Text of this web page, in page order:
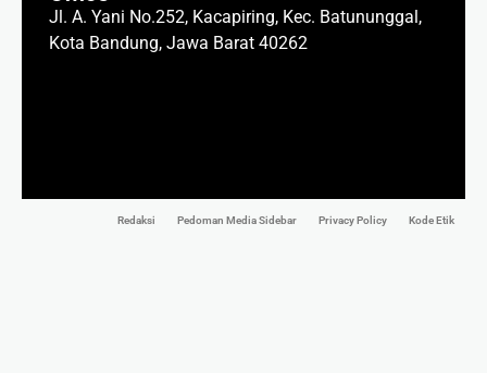
Jl. A. Yani No.252, Kacapiring, Kec. Batununggal,
Kota Bandung, Jawa Barat 40262
Redaksi Pedoman Media Sidebar Privacy Policy Kode Etik